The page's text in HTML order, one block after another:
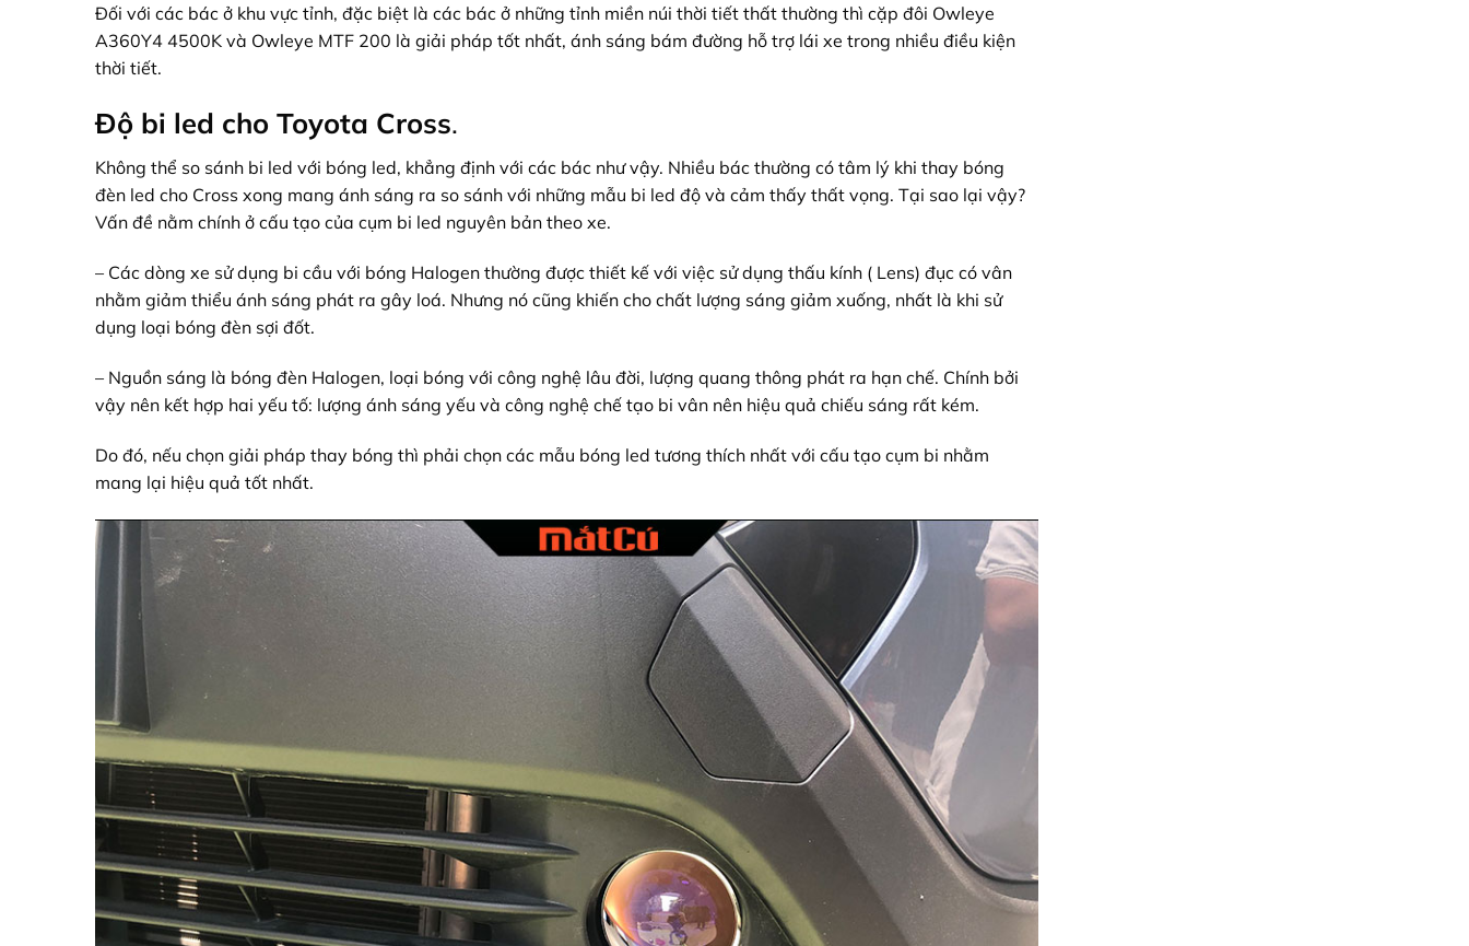
Đối với các bác ở khu vực tỉnh, đặc biệt là các bác ở những tỉnh miền núi thời tiết thất thường thì cặp đôi Owleye
A360Y4 4500K và Owleye MTF 200 là giải pháp tốt nhất, ánh sáng bám đường hỗ trợ lái xe trong nhiều điều kiện
thời tiết.
Độ bi led cho Toyota Cross.
Không thể so sánh bi led với bóng led, khẳng định với các bác như vậy. Nhiều bác thường có tâm lý khi thay bóng
đèn led cho Cross xong mang ánh sáng ra so sánh với những mẫu bi led độ và cảm thấy thất vọng. Tại sao lại vậy?
Vấn đề nằm chính ở cấu tạo của cụm bi led nguyên bản theo xe.
– Các dòng xe sử dụng bi cầu với bóng Halogen thường được thiết kế với việc sử dụng thấu kính ( Lens) đục có vân
nhằm giảm thiểu ánh sáng phát ra gây loá. Nhưng nó cũng khiến cho chất lượng sáng giảm xuống, nhất là khi sử
dụng loại bóng đèn sợi đốt.
– Nguồn sáng là bóng đèn Halogen, loại bóng với công nghệ lâu đời, lượng quang thông phát ra hạn chế. Chính bởi
vậy nên kết hợp hai yếu tố: lượng ánh sáng yếu và công nghệ chế tạo bi vân nên hiệu quả chiếu sáng rất kém.
Do đó, nếu chọn giải pháp thay bóng thì phải chọn các mẫu bóng led tương thích nhất với cấu tạo cụm bi nhằm
mang lại hiệu quả tốt nhất.